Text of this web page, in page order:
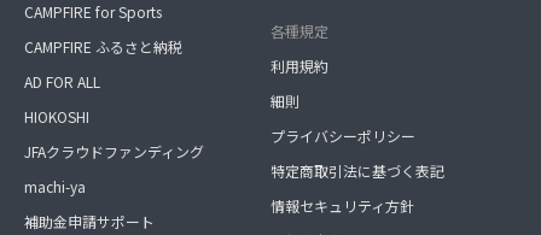
CAMPFIRE for Sports
CAMPFIRE ふるさと納税
AD FOR ALL
HIOKOSHI
JFAクラウドファンディング
machi-ya
補助金申請サポート
各種規定
利用規約
細則
プライバシーポリシー
特定商取引法に基づく表記
情報セキュリティ方針